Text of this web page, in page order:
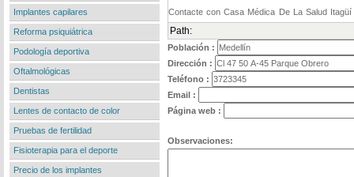
Implantes capilares
Reforma psiquiátrica
Podología deportiva
Oftalmológicas
Dentistas
Lentes de contacto de color
Pruebas de fertilidad
Fisioterapia para el deporte
Precio de los implantes
Path:
Población :
Dirección :
Teléfono :
Email :
Página web :
Observaciones: